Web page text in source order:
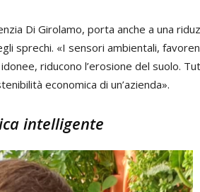
Di Girolamo, porta anche a una
sprechi. «I sensori ambientali,
riducono l’erosione del suolo.
economica di un’azienda».
intelligente